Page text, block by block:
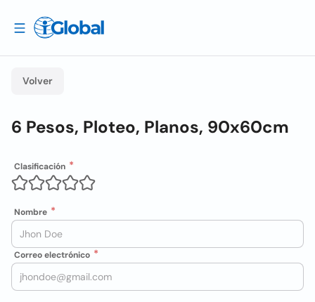
Volver
6 Pesos, Ploteo, Planos, 90x60cm
Clasificación
Nombre
Correo electrónico